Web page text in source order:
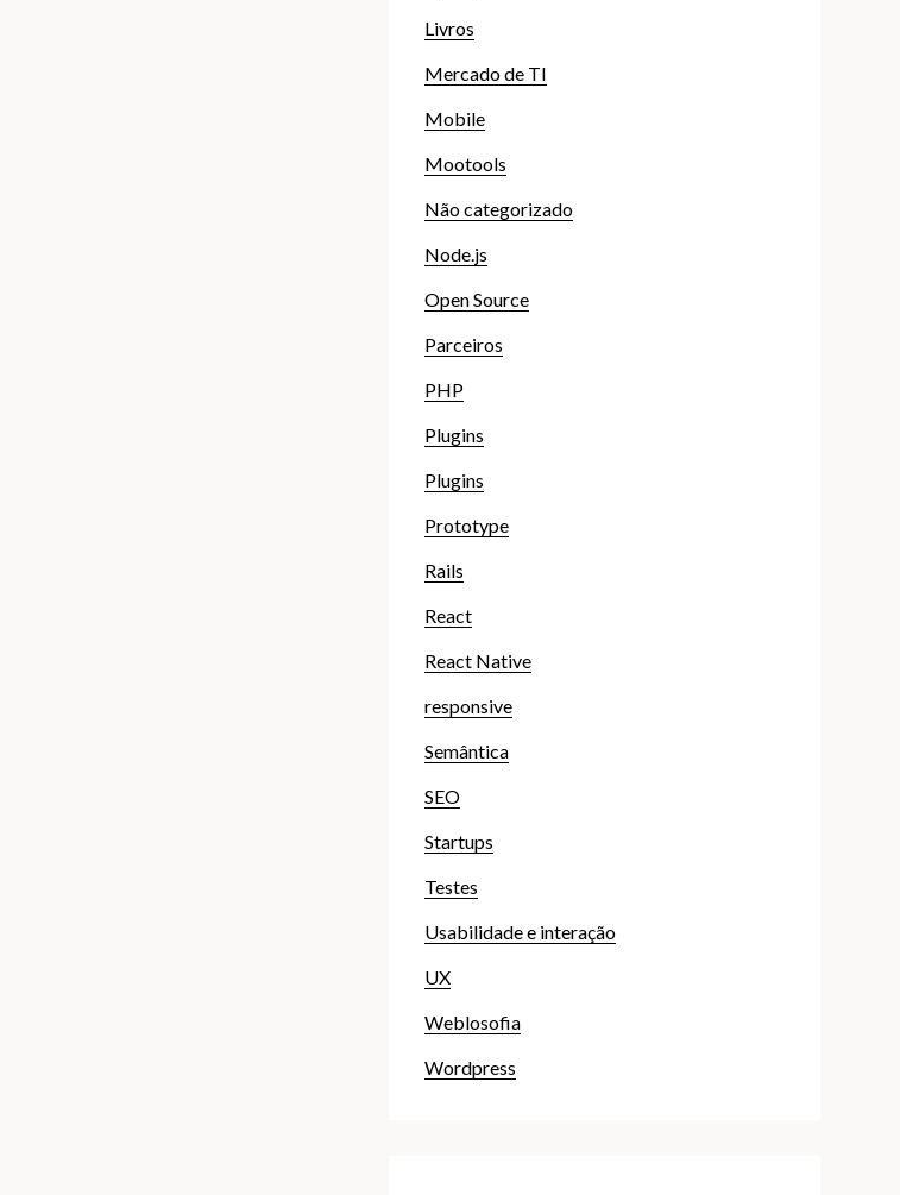
Livros
Mercado de TI
Mobile
Mootools
Não categorizado
Node.js
Open Source
Parceiros
PHP
Plugins
Plugins
Prototype
Rails
React
React Native
responsive
Semântica
SEO
Startups
Testes
Usabilidade e interação
UX
Weblosofia
Wordpress